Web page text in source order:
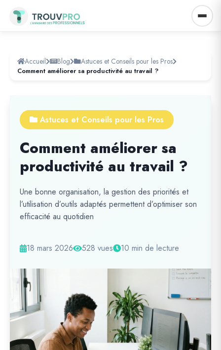
Accueil Blog Astuces et Conseils pour les Pros
Comment améliorer sa productivité au travail ?
Astuces et Conseils pour les Pros
Comment améliorer sa
productivité au travail ?
Une bonne organisation, la gestion des priorités et
l’utilisation d’outils adaptés permettent d’optimiser son
efficacité au quotidien
18 mars 2026 528 vues 10 min de lecture